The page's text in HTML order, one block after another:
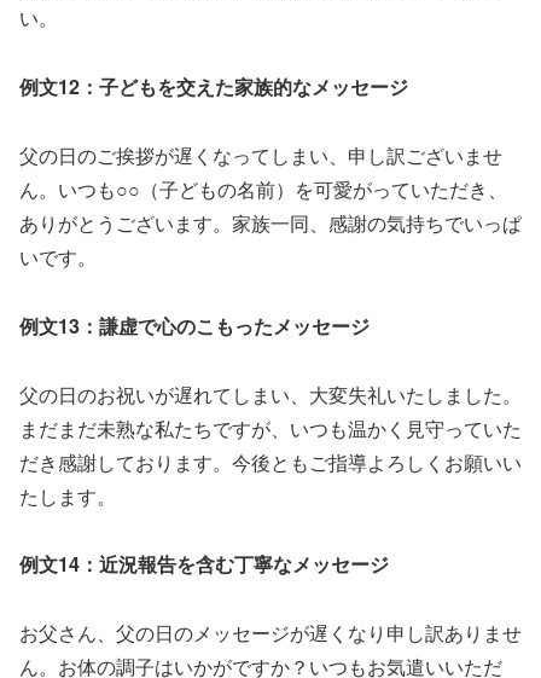
い。
例文12：子どもを交えた家族的なメッセージ
父の日のご挨拶が遅くなってしまい、申し訳ございませ
ん。いつも○○（子どもの名前）を可愛がっていただき、
ありがとうございます。家族一同、感謝の気持ちでいっぱ
いです。
例文13：謙虚で心のこもったメッセージ
父の日のお祝いが遅れてしまい、大変失礼いたしました。
まだまだ未熟な私たちですが、いつも温かく見守っていた
だき感謝しております。今後ともご指導よろしくお願いい
たします。
例文14：近況報告を含む丁寧なメッセージ
お父さん、父の日のメッセージが遅くなり申し訳ありませ
ん。お体の調子はいかがですか？いつもお気遣いいただ